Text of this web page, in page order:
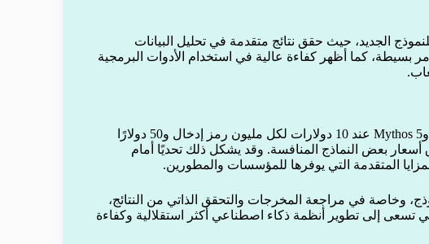
الجديد، حيث حقق نتائج متقدمة في تحليل البيانات
بسيطة، كما أظهر كفاءة عالية في استخدام الأدوات البرمجية
حددت أنثروبيك تكلفة استخدام Fable 5 وMythos 5 عند 10 دولارات لكل مليون رمز إدخال و50 دولارًا
بعض النماذج المنافسة. وقد يشكل ذلك تحديًا أمام
المتقدمة التي يوفرها للمؤسسات والمطورين.
وخاصة في مراجعة المخرجات والتحقق الذاتي من النتائج،
تسعى إلى تطوير أنظمة ذكاء اصطناعي أكثر استقلالية وكفاءة